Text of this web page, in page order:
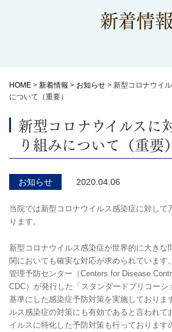
新着情報
HOME > 新着情報 > お知らせ > 新型コロナウイ
について（重要）
新型コロナウイルスに
り組みについて（重要）
お知らせ 2020.04.06
当院では新型コロナウイルス感染症に対して
ります。
新型コロナウイルス感染症が世界的に大きな
関においても確実な対応が求められています
管理予防センター（Centers for Disease
CDC） が発行した「 スタンダードプリコーシ
基準にした感染症予防対策を実施しておりま
ルス感染症の対策にも有効であると言われて
イルスに特化した予防対策も行っております